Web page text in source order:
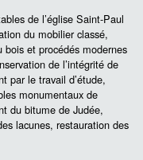
de l’église Saint-Paul
du mobilier classé,
et procédés modernes
de l’intégrité de
par le travail d’étude,
monumentaux de
du bitume de Judée,
lacunes, restauration des